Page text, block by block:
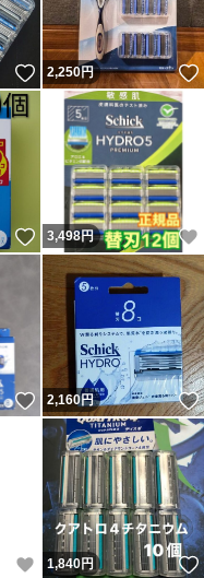
いいね！
2,250円
いいね！
3,498円
いいね！
2,160円
いいね！
1,840円